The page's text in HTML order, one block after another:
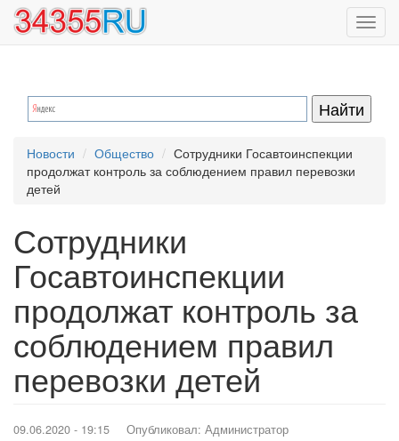
Перейти
основному
Новости Общество
Сотрудники Госавтоинспекции
продолжат контроль за соблюдением правил перевозки
детей
Сотрудники
Госавтоинспекции
продолжат контроль за
соблюдением правил
перевозки детей
09.06.2020 - 19:15 Опубликовал: Администратор